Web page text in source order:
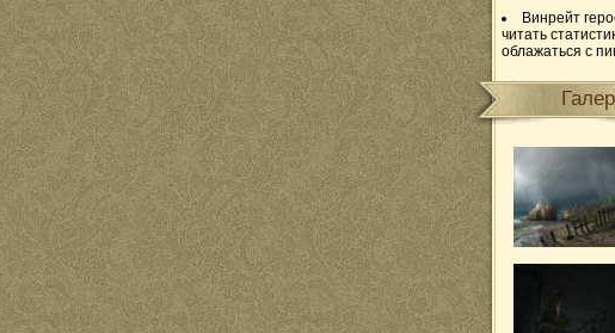
Винрейт
читать
облажаться с